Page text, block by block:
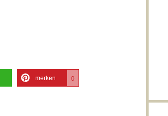
merken 0